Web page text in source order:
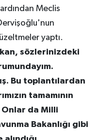
Meclis
yaptı.
sözlerinizdeki
Bu toplantılardan
tamamının
Onlar da Milli
Bakanlığı gibi